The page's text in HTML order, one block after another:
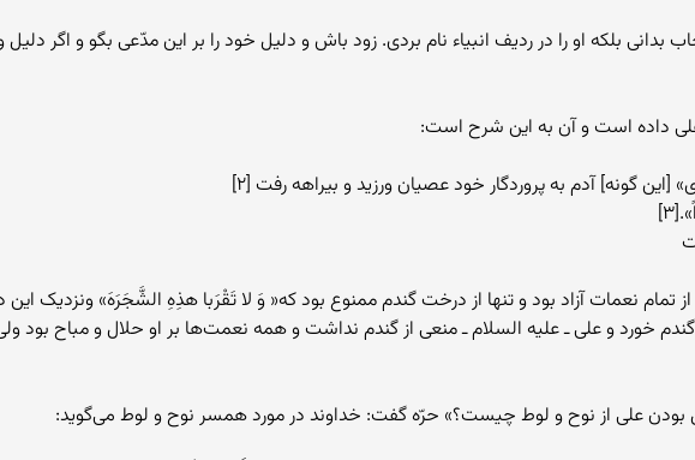
بلکه او را در ردیف انبیاء نام بردی. زود باش و دلیل خود را بر این مدّعی بگو و اگر
علی داده است و آن به این شرح است:
گونه] آدم به پروردگار خود عصیان ورزید و بیراهه رفت [۲]
خورد و علی ـ علیه السلام ـ منعی از گندم نداشت و همه نعمت‌ها بر او حلال و مباح بود
بودن علی از نوح و لوط چیست؟» حرّه گفت: خداوند در مورد همسر نوح و لوط می‌گوید: